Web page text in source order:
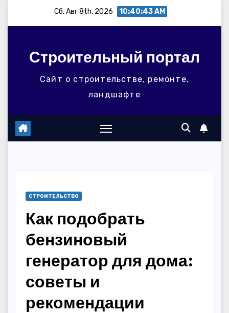
Сб. Авг 8th, 2026 10:40:45 AM
Строительный портал
Сайт о строительстве, ремонте,
ландшафте
СТРОИТЕЛЬСТВО
Как подобрать
бензиновый
генератор для дома:
советы и
рекомендации